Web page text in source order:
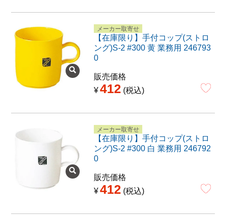
メーカー取寄せ
【在庫限り】手付コップ(ストロ
ング)S-2 #300 黄 業務用 246793
0
販売価格
¥412 税込
メーカー取寄せ
【在庫限り】手付コップ(ストロ
ング)S-2 #300 白 業務用 246792
0
販売価格
¥412 税込